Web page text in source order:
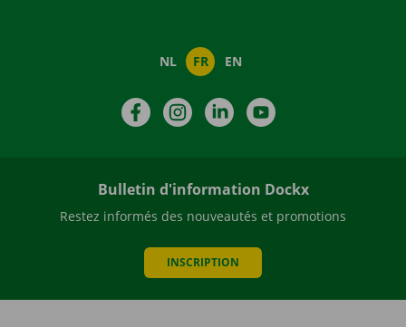
NL FR EN
FacebookInstagramLinkedIn
Bulletin d'information Dockx
Restez informés des nouveautés et promotions
INSCRIPTION